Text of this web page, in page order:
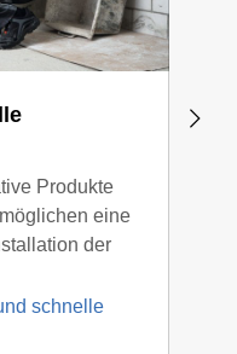
Produkte
eine
der
schnelle